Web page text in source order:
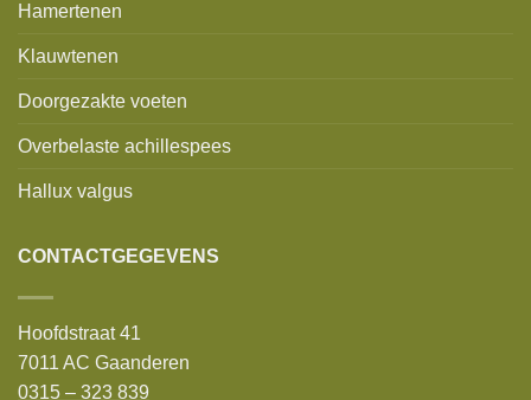
Hamertenen
Klauwtenen
Doorgezakte voeten
Overbelaste achillespees
Hallux valgus
CONTACTGEGEVENS
Hoofdstraat 41
7011 AC Gaanderen
0315 – 323 839